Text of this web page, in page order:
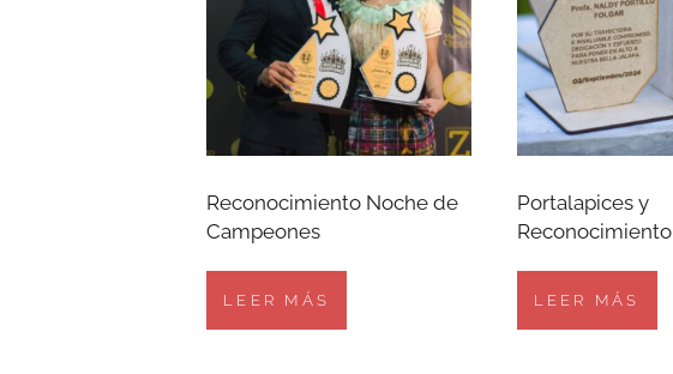
Reconocimiento Noche de
Campeones
LEER MÁS
Portalapices y
Reconocimiento
LEER MÁS